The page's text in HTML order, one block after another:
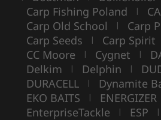
Carp Fishing Poland |
Carp Old School | Carp
Carp Seeds | Carp Spirit
CC Moore | Cygnet |
Delkim | Delphin |
DURACELL | Dynamite
EKO BAITS | ENERGIZER
EnterpriseTackle | ESP |